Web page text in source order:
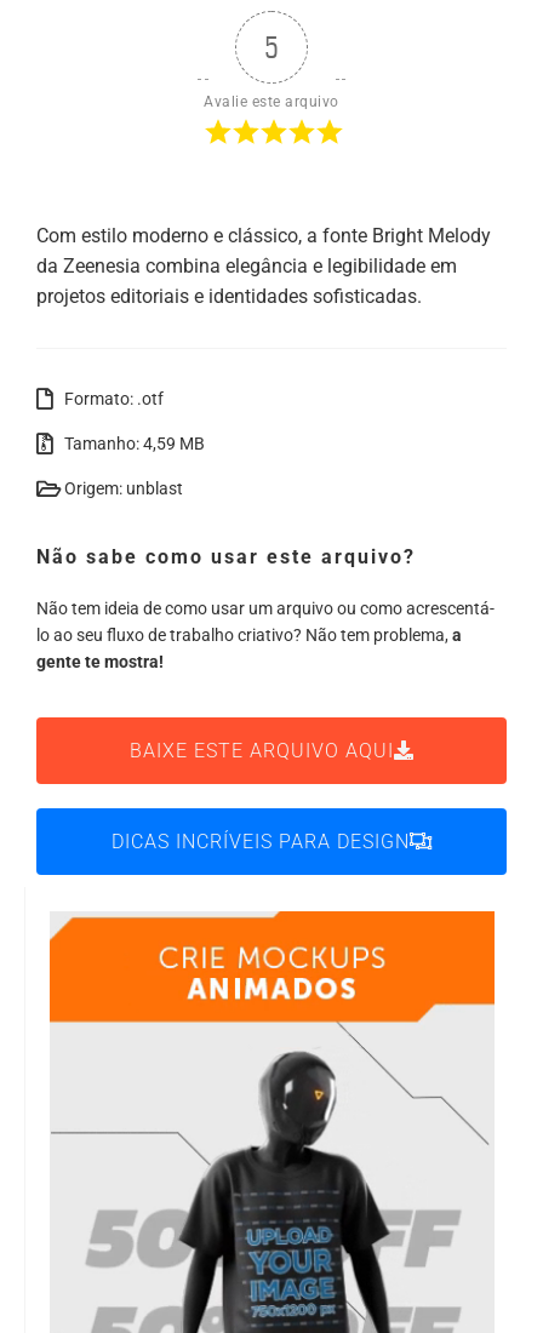
5
Avalie este arquivo
Com estilo moderno e clássico, a fonte Bright Melody
da Zeenesia combina elegância e legibilidade em
projetos editoriais e identidades sofisticadas.
Formato: .otf
Tamanho: 4,59 MB
Origem: unblast
Não sabe como usar este arquivo?
Não tem ideia de como usar um arquivo ou como acrescentá-
lo ao seu fluxo de trabalho criativo? Não tem problema, a
gente te mostra!
BAIXE ESTE ARQUIVO AQUI
DICAS INCRÍVEIS PARA DESIGN